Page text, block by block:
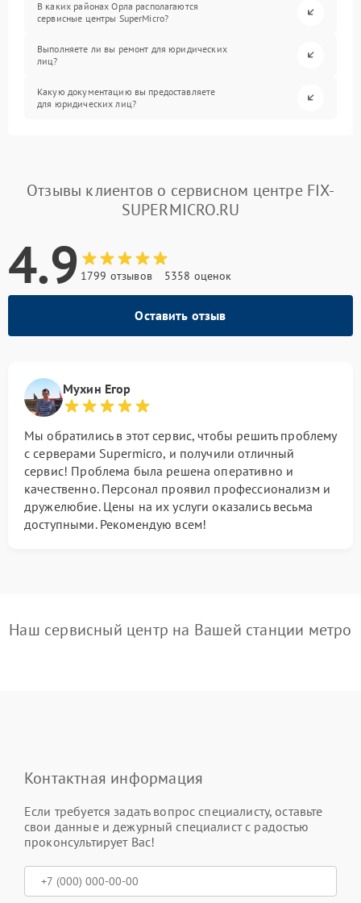
В каких районах Орла располагаются
сервисные центры SuperMicro?
Выполняете ли вы ремонт для юридических
лиц?
Какую документацию вы предоставляете
для юридических лиц?
Отзывы клиентов о сервисном центре FIX-
SUPERMICRO.RU
4.9 1799 отзывов 5358 оценок
Оставить отзыв
Мухин Егор
Мы обратились в этот сервис, чтобы решить проблему
с серверами Supermicro, и получили отличный
сервис! Проблема была решена оперативно и
качественно. Персонал проявил профессионализм и
дружелюбие. Цены на их услуги оказались весьма
доступными. Рекомендую всем!
Наш сервисный центр на Вашей станции метро
Контактная информация
Если требуется задать вопрос специалисту, оставьте
свои данные и дежурный специалист с радостью
проконсультирует Вас!